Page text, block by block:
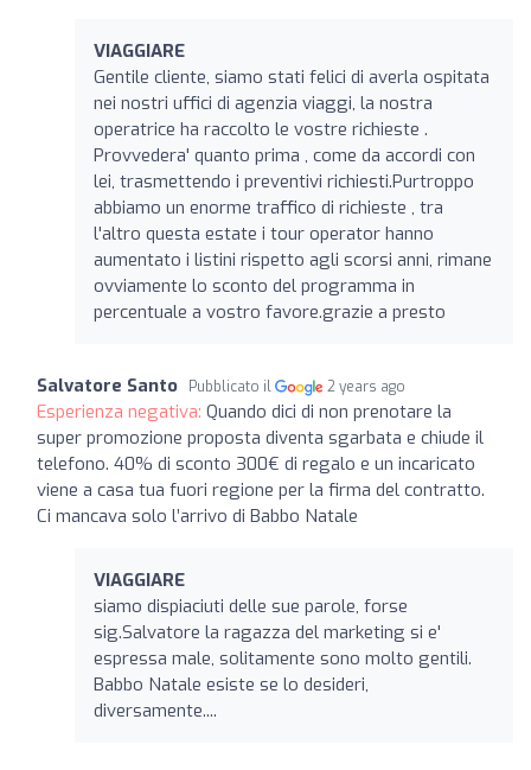
VIAGGIARE
Gentile cliente, siamo stati felici di averla ospitata
nei nostri uffici di agenzia viaggi, la nostra
operatrice ha raccolto le vostre richieste .
Provvedera' quanto prima , come da accordi con
lei, trasmettendo i preventivi richiesti.Purtroppo
abbiamo un enorme traffico di richieste , tra
l'altro questa estate i tour operator hanno
aumentato i listini rispetto agli scorsi anni, rimane
ovviamente lo sconto del programma in
percentuale a vostro favore.grazie a presto
Salvatore Santo Pubblicato il 2 years ago
Esperienza negativa: Quando dici di non prenotare la
super promozione proposta diventa sgarbata e chiude il
telefono. 40% di sconto 300€ di regalo e un incaricato
viene a casa tua fuori regione per la firma del contratto.
Ci mancava solo l’arrivo di Babbo Natale
VIAGGIARE
siamo dispiaciuti delle sue parole, forse
sig.Salvatore la ragazza del marketing si e'
espressa male, solitamente sono molto gentili.
Babbo Natale esiste se lo desideri,
diversamente....